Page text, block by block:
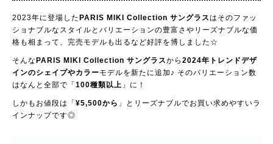
2023年に登場した PARIS MIKI Collection サングラスはそのファッ
ショナブルなスタイルとバリエーションの豊富さやリーズナブルな価
格も相まって、完売モデルも出るなど好評を博しました☆
そんな PARIS MIKI Collection サングラスから 2024年トレンドデザ
インのシェイプやカラーモデルを新たに追加♪ そのバリエーション数
はなんと全部で「 100種類以上 」に！
しかもお値段は「 ¥5,500から 」とリーズナブルでお買い求めやすいラ
インナップです◎